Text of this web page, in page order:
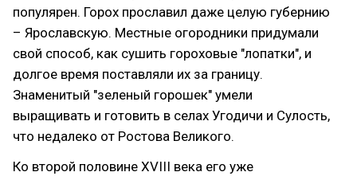
популярен. Горох прославил даже целую губернию
– Ярославскую. Местные огородники придумали
свой способ, как сушить гороховые "лопатки", и
долгое время поставляли их за границу.
Знаменитый "зеленый горошек" умели
выращивать и готовить в селах Угодичи и Сулость,
что недалеко от Ростова Великого.
Ко второй половине XVIII века его уже